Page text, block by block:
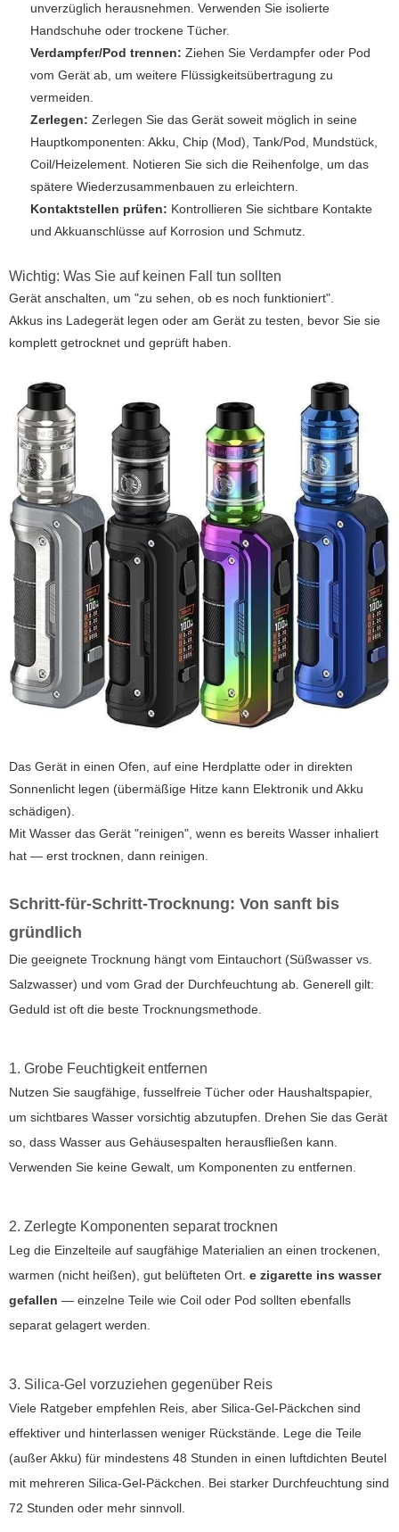
unverzüglich herausnehmen. Verwenden Sie isolierte
Handschuhe oder trockene Tücher.
Verdampfer/Pod trennen: Ziehen Sie Verdampfer oder Pod
vom Gerät ab, um weitere Flüssigkeitsübertragung zu
vermeiden.
Zerlegen: Zerlegen Sie das Gerät soweit möglich in seine
Hauptkomponenten: Akku, Chip (Mod), Tank/Pod, Mundstück,
Coil/Heizelement. Notieren Sie sich die Reihenfolge, um das
spätere Wiederzusammenbauen zu erleichtern.
Kontaktstellen prüfen: Kontrollieren Sie sichtbare Kontakte
und Akkuanschlüsse auf Korrosion und Schmutz.
Wichtig: Was Sie auf keinen Fall tun sollten
Gerät anschalten, um "zu sehen, ob es noch funktioniert".
Akkus ins Ladegerät legen oder am Gerät zu testen, bevor Sie sie
komplett getrocknet und geprüft haben.
Das Gerät in einen Ofen, auf eine Herdplatte oder in direkten
Sonnenlicht legen (übermäßige Hitze kann Elektronik und Akku
schädigen).
Mit Wasser das Gerät "reinigen", wenn es bereits Wasser inhaliert
hat — erst trocknen, dann reinigen.
Schritt-für-Schritt-Trocknung: Von sanft bis
gründlich
Die geeignete Trocknung hängt vom Eintauchort (Süßwasser vs.
Salzwasser) und vom Grad der Durchfeuchtung ab. Generell gilt:
Geduld ist oft die beste Trocknungsmethode.
1. Grobe Feuchtigkeit entfernen
Nutzen Sie saugfähige, fusselfreie Tücher oder Haushaltspapier,
um sichtbares Wasser vorsichtig abzutupfen. Drehen Sie das Gerät
so, dass Wasser aus Gehäusespalten herausfließen kann.
Verwenden Sie keine Gewalt, um Komponenten zu entfernen.
2. Zerlegte Komponenten separat trocknen
Leg die Einzelteile auf saugfähige Materialien an einen trockenen,
warmen (nicht heißen), gut belüfteten Ort. e zigarette ins wasser
gefallen — einzelne Teile wie Coil oder Pod sollten ebenfalls
separat gelagert werden.
3. Silica-Gel vorzuziehen gegenüber Reis
Viele Ratgeber empfehlen Reis, aber Silica-Gel-Päckchen sind
effektiver und hinterlassen weniger Rückstände. Lege die Teile
(außer Akku) für mindestens 48 Stunden in einen luftdichten Beutel
mit mehreren Silica-Gel-Päckchen. Bei starker Durchfeuchtung sind
72 Stunden oder mehr sinnvoll.